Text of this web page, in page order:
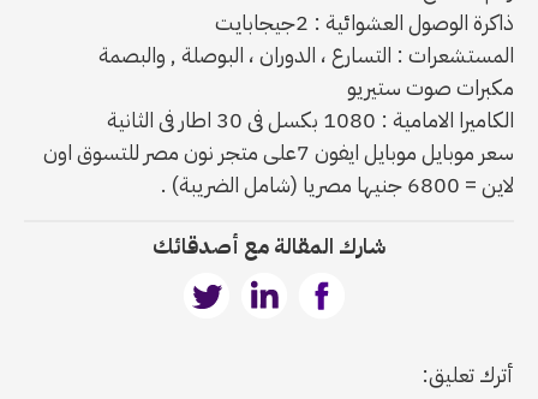
ذاكرة الوصول العشوائية : 2جيجابايت
المستشعرات : التسارع ، الدوران ، البوصلة , والبصمة
مكبرات صوت ستيريو
الكاميرا الامامية : 1080 بكسل فى 30 اطار فى الثانية
سعر موبايل موبايل ايفون 7على متجر نون مصر للتسوق اون
لاين = 6800 جنيها مصريا (شامل الضريبة) .
شارك المقالة مع أصدقائك
أترك تعليق: